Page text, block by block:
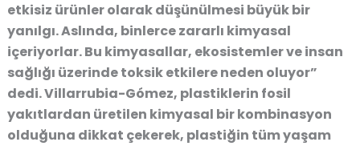
etkisiz ürünler olarak düşünülmesi büyük bir
yanılgı. Aslında, binlerce zararlı kimyasal
içeriyorlar. Bu kimyasallar, ekosistemler ve insan
sağlığı üzerinde toksik etkilere neden oluyor”
dedi. Villarrubia-Gómez, plastiklerin fosil
yakıtlardan üretilen kimyasal bir kombinasyon
olduğuna dikkat çekerek, plastiğin tüm yaşam